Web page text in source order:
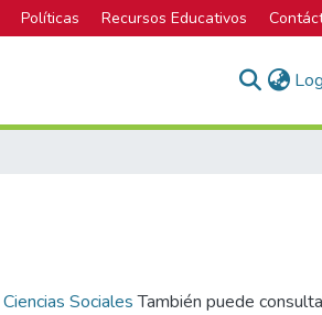
Políticas Recursos Educativos
SocialesTambién puede